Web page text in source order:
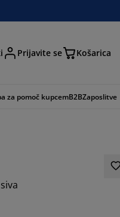
Prijavite se Košarica
za pomoč kupcemB2BZaposlitve